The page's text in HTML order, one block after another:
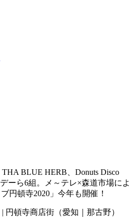
BLUE HERB、Donuts Disco
ーら6組。メ～テレ×森道市場によ
円頓寺2020」今年も開催！
| 円頓寺商店街（愛知｜那古野）